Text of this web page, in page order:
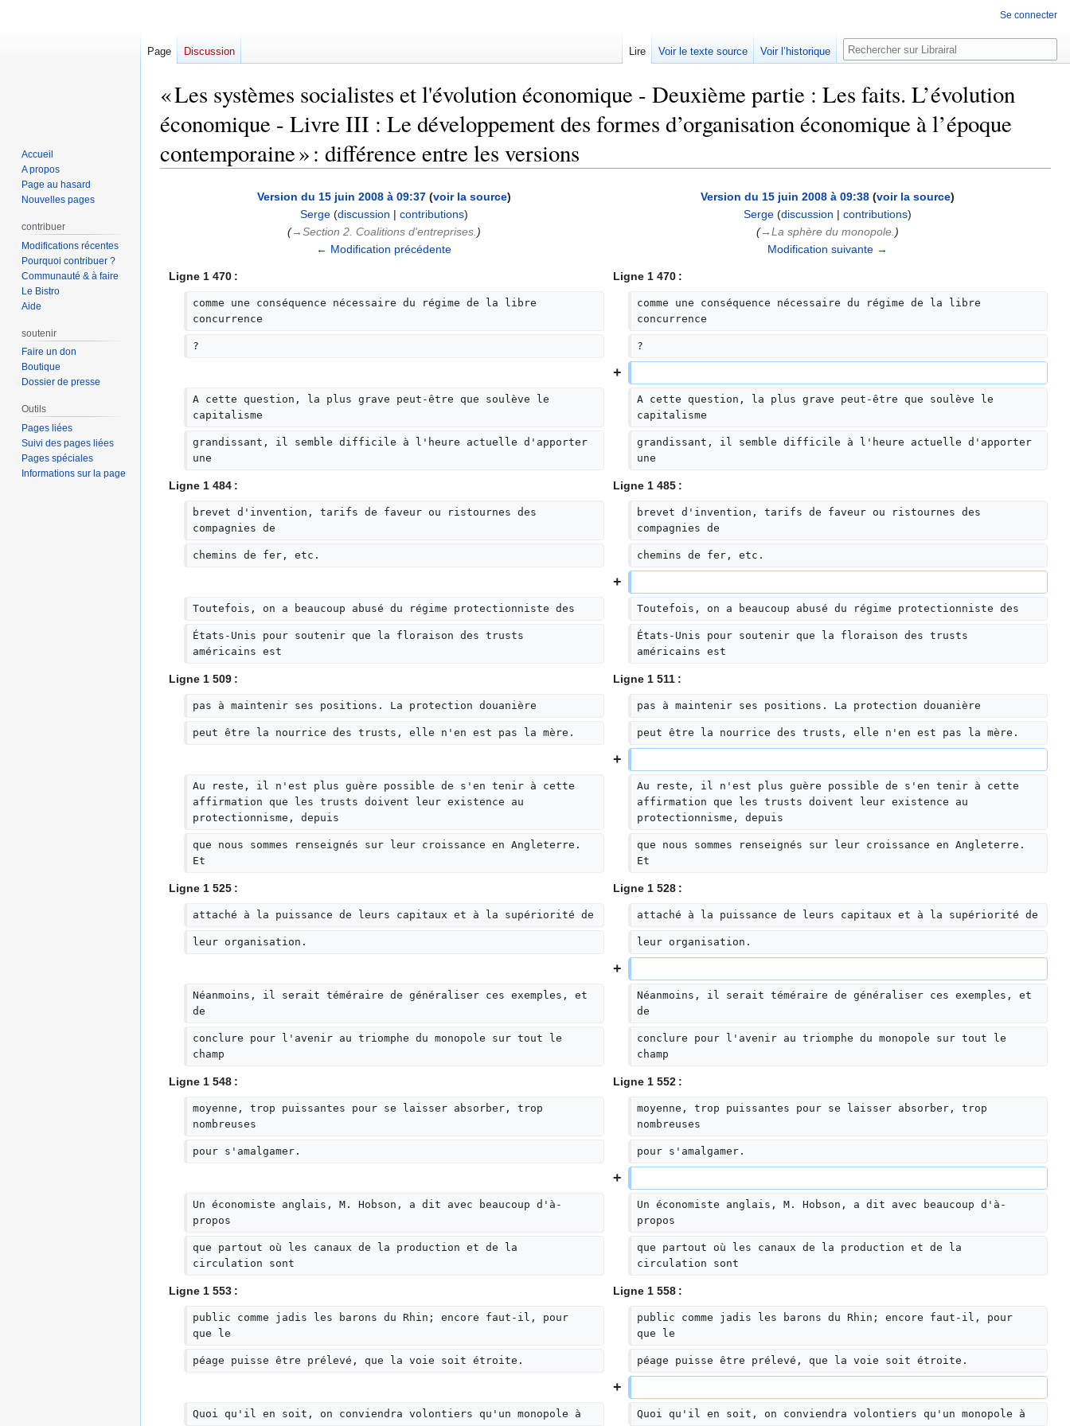
« Les systèmes socialistes et l'évolution économique - Deuxième partie : Les faits. L’évolution
économique - Livre III : Le développement des formes d’organisation économique à l’époque
contemporaine » : différence entre les versions
Version du 15 juin 2008 à 09:37 (voir la source)
Serge (discussion | contributions)
(→‎Section 2. Coalitions d'entreprises.)
← Modification précédente
Version du 15 juin 2008 à 09:38 (voir la source)
Serge (discussion | contributions)
(→‎La sphère du monopole.)
Modification suivante →
Ligne 1 470 : Ligne 1 470 :
comme une conséquence nécessaire du régime de la libre
concurrence
comme une conséquence nécessaire du régime de la libre
concurrence
? ?
A cette question, la plus grave peut-être que soulève le
capitalisme
A cette question, la plus grave peut-être que soulève le
capitalisme
grandissant, il semble difficile à l'heure actuelle d'apporter
une
grandissant, il semble difficile à l'heure actuelle d'apporter
une
Ligne 1 484 : Ligne 1 485 :
brevet d'invention, tarifs de faveur ou ristournes des
compagnies de
brevet d'invention, tarifs de faveur ou ristournes des
compagnies de
chemins de fer, etc. chemins de fer, etc.
Toutefois, on a beaucoup abusé du régime protectionniste des Toutefois, on a beaucoup abusé du régime protectionniste des
États-Unis pour soutenir que la floraison des trusts
américains est
États-Unis pour soutenir que la floraison des trusts
américains est
Ligne 1 509 : Ligne 1 511 :
pas à maintenir ses positions. La protection douanière pas à maintenir ses positions. La protection douanière
peut être la nourrice des trusts, elle n'en est pas la mère. peut être la nourrice des trusts, elle n'en est pas la mère.
Au reste, il n'est plus guère possible de s'en tenir à cette
affirmation que les trusts doivent leur existence au
protectionnisme, depuis
Au reste, il n'est plus guère possible de s'en tenir à cette
affirmation que les trusts doivent leur existence au
protectionnisme, depuis
que nous sommes renseignés sur leur croissance en Angleterre.
Et
que nous sommes renseignés sur leur croissance en Angleterre.
Et
Ligne 1 525 : Ligne 1 528 :
attaché à la puissance de leurs capitaux et à la supériorité de attaché à la puissance de leurs capitaux et à la supériorité de
leur organisation. leur organisation.
Néanmoins, il serait téméraire de généraliser ces exemples, et
de
Néanmoins, il serait téméraire de généraliser ces exemples, et
de
conclure pour l'avenir au triomphe du monopole sur tout le
champ
conclure pour l'avenir au triomphe du monopole sur tout le
champ
Ligne 1 548 : Ligne 1 552 :
moyenne, trop puissantes pour se laisser absorber, trop
nombreuses
moyenne, trop puissantes pour se laisser absorber, trop
nombreuses
pour s'amalgamer. pour s'amalgamer.
Un économiste anglais, M. Hobson, a dit avec beaucoup d'à-
propos
Un économiste anglais, M. Hobson, a dit avec beaucoup d'à-
propos
que partout où les canaux de la production et de la
circulation sont
que partout où les canaux de la production et de la
circulation sont
Ligne 1 553 : Ligne 1 558 :
public comme jadis les barons du Rhin; encore faut-il, pour
que le
public comme jadis les barons du Rhin; encore faut-il, pour
que le
péage puisse être prélevé, que la voie soit étroite. péage puisse être prélevé, que la voie soit étroite.
Quoi qu'il en soit, on conviendra volontiers qu'un monopole à Quoi qu'il en soit, on conviendra volontiers qu'un monopole à
Se connecter
Page Discussion Lire Voir le texte source Voir l’historique Rechercher
Accueil
A propos
Page au hasard
Nouvelles pages
contribuer
Modifications récentes
Pourquoi contribuer ?
Communauté & à faire
Le Bistro
Aide
soutenir
Faire un don
Boutique
Dossier de presse
Outils
Pages liées
Suivi des pages liées
Pages spéciales
Informations sur la page